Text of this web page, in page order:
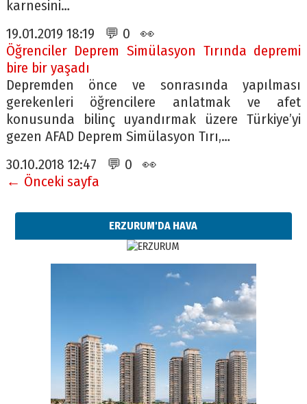
karnesini…
19.01.2019 18:19 💬 0 👀
Öğrenciler Deprem Simülasyon Tırında depremi
bire bir yaşadı
Depremden önce ve sonrasında yapılması
gerekenleri öğrencilere anlatmak ve afet
konusunda bilinç uyandırmak üzere Türkiye’yi
gezen AFAD Deprem Simülasyon Tırı,…
30.10.2018 12:47 💬 0 👀
← Önceki sayfa
ERZURUM'DA HAVA
Esat BİNDESEN
Başkan Sekmen’den Erzurum’a
bir vizyon proje daha!